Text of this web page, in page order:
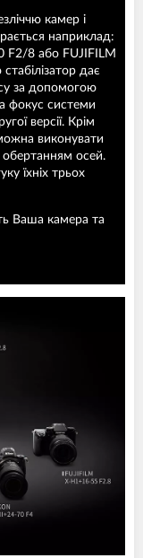
камер і
наприклад:
F2/8 або FUJIFILM
дає
за допомогою
фокус системи
версії. Крім
виконувати
осей.
їхніх трьох
Ваша камера та